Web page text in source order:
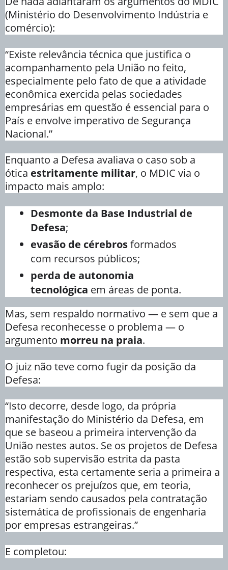
(Ministério do Desenvolvimento Indústria e
comércio):
“Existe relevância técnica que justifica o
acompanhamento pela União no feito,
especialmente pelo fato de que a atividade
econômica exercida pelas sociedades
empresárias em questão é essencial para o
País e envolve imperativo de Segurança
Nacional.”
Enquanto a Defesa avaliava o caso sob a
ótica estritamente militar, o MDIC via o
impacto mais amplo:
Desmonte da Base Industrial de
Defesa;
evasão de cérebrosformados
com recursos públicos;
perda de autonomia
tecnológica em áreas de ponta.
Mas, sem respaldo normativo — e sem que a
Defesa reconhecesse o problema — o
argumento morreu na praia.
O juiz não teve como fugir da posição da
Defesa:
“Isto decorre, desde logo, da própria
manifestação do Ministério da Defesa, em
que se baseou a primeira intervenção da
União nestes autos. Se os projetos de Defesa
estão sob supervisão estrita da pasta
respectiva, esta certamente seria a primeira a
reconhecer os prejuízos que, em teoria,
estariam sendo causados pela contratação
sistemática de profissionais de engenharia
por empresas estrangeiras.”
E completou: